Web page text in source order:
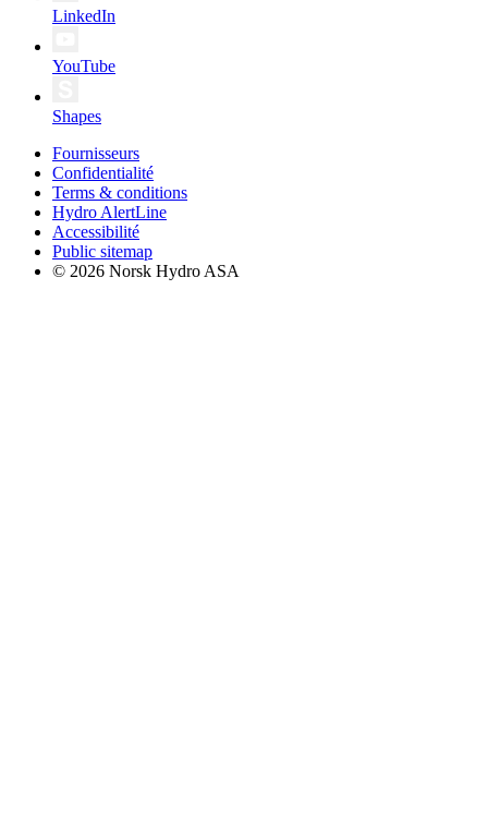
LinkedIn
YouTube
Shapes
Fournisseurs
Confidentialité
Terms & conditions
Hydro AlertLine
Accessibilité
Public sitemap
© 2026 Norsk Hydro ASA